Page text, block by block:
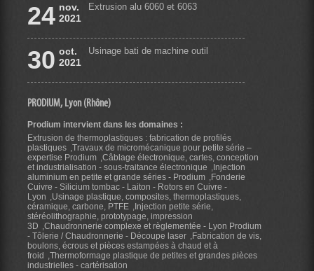
24 nov.
2021
Extrusion alu 6060 et 6063
30 oct.
2021
Usinage bati de machine outil
PRODIUM, Lyon (Rhône)
Prodium intervient dans les domaines :
Extrusion de thermoplastiques : fabrication de profilés
plastiques Travaux de micromécanique pour petite série –
expertise Prodium Câblage électronique, cartes, conception
et industrialisation - sous-traitance électronique
Injection
aluminium en petite et grande séries - Prodium
Fonderie
Cuivre - Silicium tombac - Laiton - Rotors en Cuivre -
Lyon
Usinage plastique, composites, thermoplastiques,
céramique, carbone, PTFE
Injection petite série,
stéréolithographie, prototypage, impression
3D
Chaudronnerie complexe et règlementée - Lyon Prodium
- Tôlerie / Chaudronnerie - Découpe laser
Fabrication de vis,
boulons, écrous et pièces estampées à chaud et à
froid
Thermoformage plastique de petites et grandes pièces
industrielles - cartérisation